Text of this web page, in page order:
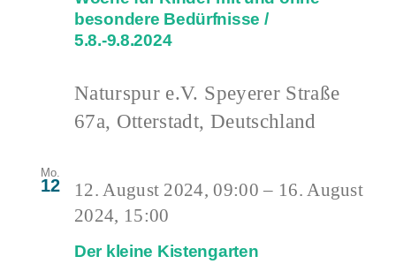
besondere Bedürfnisse /
5.8.-9.8.2024
Naturspur e.V. Speyerer Straße
67a, Otterstadt, Deutschland
Mo.
12
Der kleine Kistengarten
12. August 2024, 09:00 – 16. August
2024, 15:00